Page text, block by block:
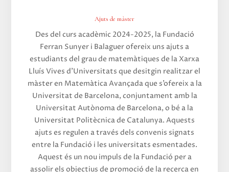
Ajuts de màster
Des del curs acadèmic 2024-2025, la Fundació
Ferran Sunyer i Balaguer ofereix uns ajuts a
estudiants del grau de matemàtiques de la Xarxa
Lluís Vives d’Universitats que desitgin realitzar el
màster en Matemàtica Avançada que s’ofereix a la
Universitat de Barcelona, conjuntament amb la
Universitat Autònoma de Barcelona, o bé a la
Universitat Politècnica de Catalunya. Aquests
ajuts es regulen a través dels convenis signats
entre la Fundació i les universitats esmentades.
Aquest és un nou impuls de la Fundació per a
assolir els objectius de promoció de la recerca en